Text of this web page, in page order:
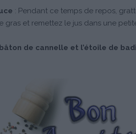
: Pendant ce temps de repos,
gras et remettez le jus dans une
de cannelle et l’étoile de